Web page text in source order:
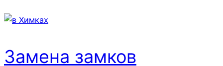
Замена замков